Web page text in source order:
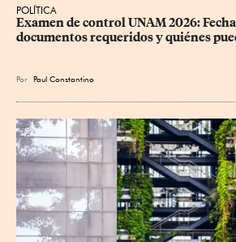
POLÍTICA
Examen de control UNAM 2026:
documentos requeridos y quiénes
Por Paul Constantino